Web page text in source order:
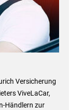
Versicherung
ViveLaCar,
Händlern zur